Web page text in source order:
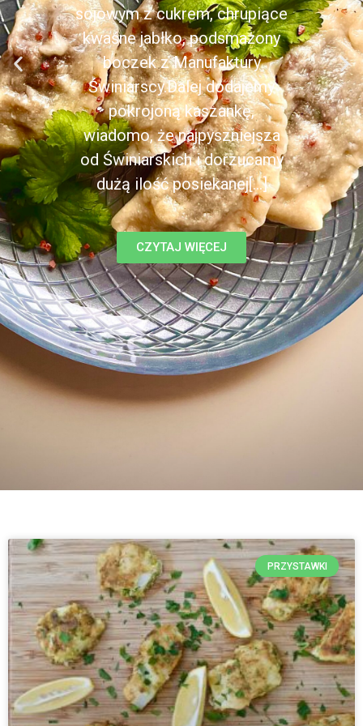
sojowym z cukrem, chrupiące
kwaśne jabłko, podsmażony
boczek z Manufaktury
Świniarscy.Dalej dodajemy
pokrojoną kaszankę,
wiadomo, że najpyszniejsza
od Świniarskich i dorzucamy
dużą ilość posiekanej[...]
CZYTAJ WIĘCEJ
PRZYSTAWKI